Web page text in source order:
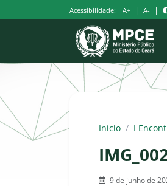
para
Acessibilidade: A+ | A- |
Início / I
9 de junho de